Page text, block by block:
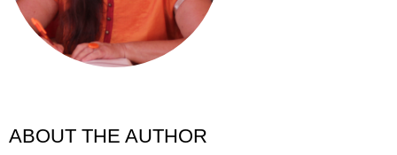
ABOUT THE AUTHOR